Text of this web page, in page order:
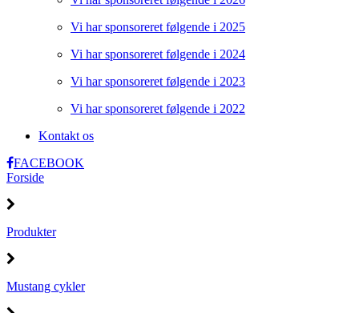
Vi har sponsoreret følgende i 2025
Vi har sponsoreret følgende i 2024
Vi har sponsoreret følgende i 2023
Vi har sponsoreret følgende i 2022
Kontakt os
FACEBOOK
Forside
Produkter
Mustang cykler